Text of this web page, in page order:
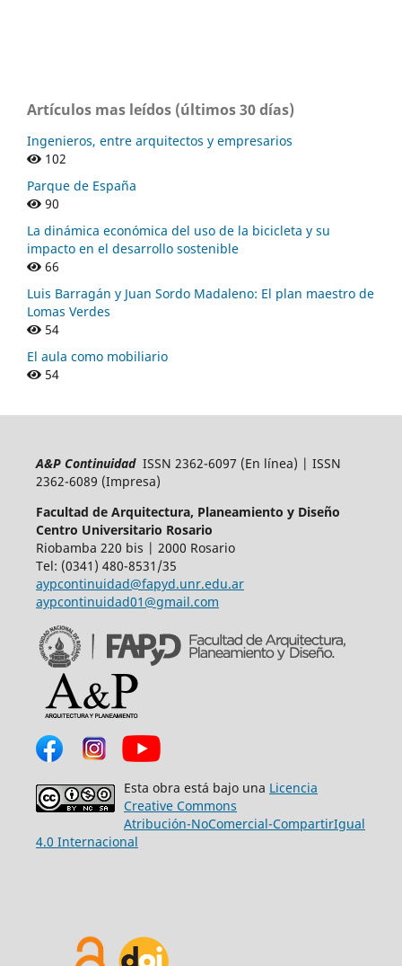
Artículos mas leídos (últimos 30 días)
Ingenieros, entre arquitectos y empresarios
102
Parque de España
90
La dinámica económica del uso de la bicicleta y su
impacto en el desarrollo sostenible
66
Luis Barragán y Juan Sordo Madaleno: El plan maestro de
Lomas Verdes
54
El aula como mobiliario
54
A&P ContinuidadISSN 2362-6097 (En línea) | ISSN
2362-6089 (Impresa)
Facultad de Arquitectura, Planeamiento y Diseño
Centro Universitario Rosario
Riobamba 220 bis | 2000 Rosario
Tel: (0341) 480-8531/35
aypcontinuidad@fapyd.unr.edu.ar
aypcontinuidad01@gmail.com
Esta obra está bajo una Licencia
Creative Commons
Atribución-NoComercial-CompartirIgual
4.0 Internacional